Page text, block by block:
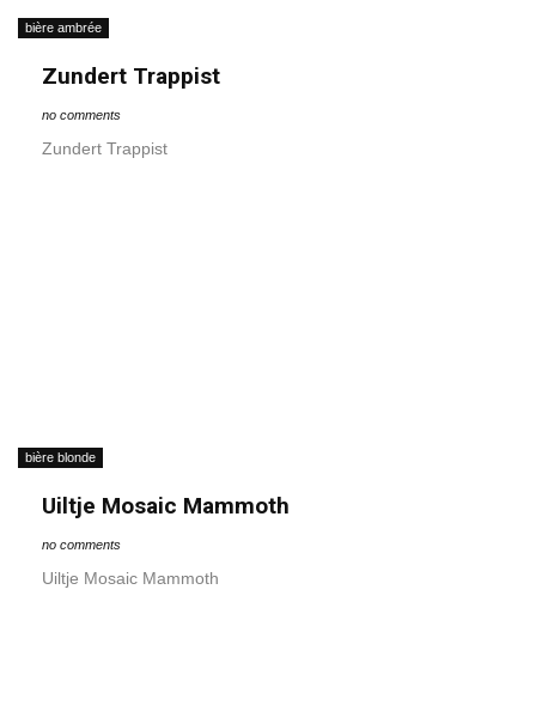
bière ambrée
Zundert Trappist
no comments
Zundert Trappist
bière blonde
Uiltje Mosaic Mammoth
no comments
Uiltje Mosaic Mammoth